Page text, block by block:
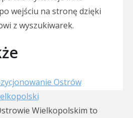
wejściu na stronę dzięki
z wyszukiwarek.
Ostrów
Wielkopolskim to